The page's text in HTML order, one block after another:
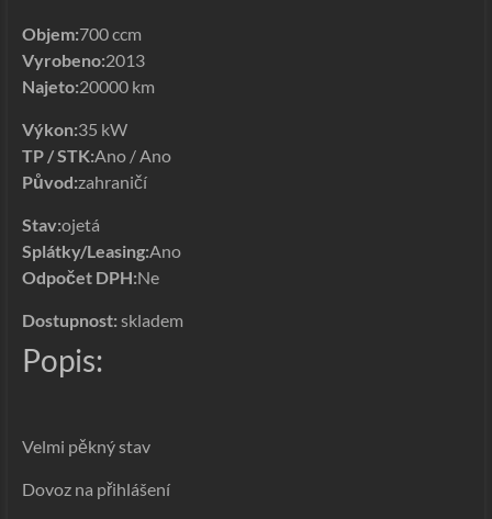
Objem:700 ccm
Vyrobeno:2013
Najeto:20000 km
Výkon:35 kW
TP / STK:Ano / Ano
Původ:zahraničí
Stav:ojetá
Splátky/Leasing:Ano
Odpočet DPH:Ne
Dostupnost: skladem
Popis:
Velmi pěkný stav
Dovoz na přihlášení